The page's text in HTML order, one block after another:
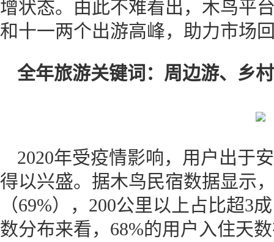
增状态。由此不难看出，木鸟平
和十一两个出游高峰，助力市场
全年旅游关键词：周边游、乡
2020年受疫情影响，用户出于
得以兴盛。据木鸟民宿数据显示
（69%），200公里以上占比超3
数分布来看，68%的用户入住天